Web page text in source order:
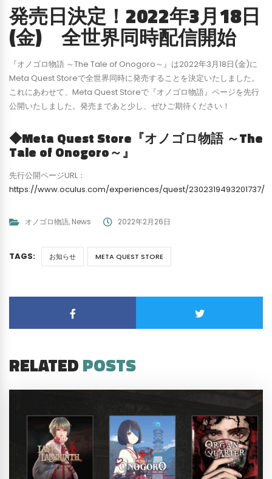
発売日決定！2022年3月18日
(金) 全世界同時配信開始
『オノゴロ物語 ～The Tale of Onogoro～』は2022年3月18日(金)に
Meta Quest Storeで全世界同時に発売することを決定いたしました。
これにあわせて、Meta Quest Storeで『オノゴロ物語』ページを先行
公開いたしました。発売まであと少し、ぜひご期待ください！
◆Meta Quest Store『オノゴロ物語 ～The
Tale of Onogoro～』
先行公開ページURL：
https://www.oculus.com/experiences/quest/2302319493201737/
オノゴロ物語, News 2022年2月26日
TAGS: お知らせ META QUEST STORE
RELATEDPOSTS